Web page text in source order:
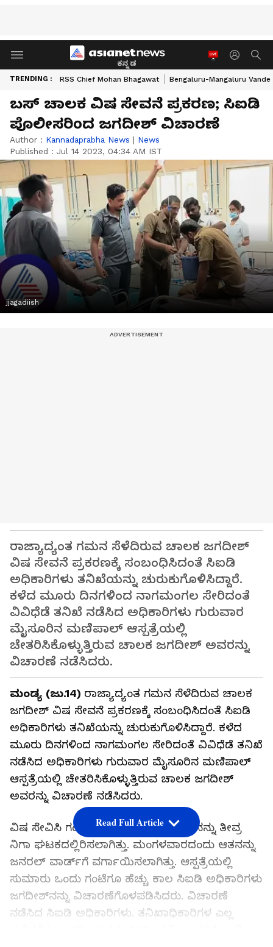
ಕನ್ನಡ
TRENDING : RSS Chief Mohan Bhagawat Bengaluru-Mangaluru
ಬಸ್ ಚಾಲಕ ವಿಷ ಸೇವನೆ ಪ್ರಕರಣ; ಸಿಐಡಿ
ಪೊಲೀಸರಿಂದ ಜಗದೀಶ್‌ ವಿಚಾರಣೆ
Author : Kannadaprabha News | News
Published : Jul 14 2023, 04:34 AM IST
jjagadiish
ರಾಜ್ಯಾದ್ಯಂತ ಗಮನ ಸೆಳೆದಿರುವ ಚಾಲಕ ಜಗದೀಶ್‌
ವಿಷ ಸೇವನೆ ಪ್ರಕರಣಕ್ಕೆ ಸಂಬಂಧಿಸಿದಂತೆ ಸಿಐಡಿ
ಅಧಿಕಾರಿಗಳು ತನಿಖೆಯನ್ನು ಚುರುಕುಗೊಳಿಸಿದ್ದಾರೆ.
ಕಳೆದ ಮೂರು ದಿನಗಳಿಂದ ನಾಗಮಂಗಲ ಸೇರಿದಂತೆ
ವಿವಿಧೆಡೆ ತನಿಖೆ ನಡೆಸಿದ ಅಧಿಕಾರಿಗಳು ಗುರುವಾರ
ಮೈಸೂರಿನ ಮಣಿಪಾಲ್‌ ಆಸ್ಪತ್ರೆಯಲ್ಲಿ
ಚೇತರಿಸಿಕೊಳ್ಳುತ್ತಿರುವ ಚಾಲಕ ಜಗದೀಶ್‌ ಅವರನ್ನು
ವಿಚಾರಣೆ ನಡೆಸಿದರು.
ಮಂಡ್ಯ (ಜು.14) ರಾಜ್ಯಾದ್ಯಂತ ಗಮನ ಸೆಳೆದಿರುವ ಚಾಲಕ
ಜಗದೀಶ್‌ ವಿಷ ಸೇವನೆ ಪ್ರಕರಣಕ್ಕೆ ಸಂಬಂಧಿಸಿದಂತೆ ಸಿಐಡಿ
ಅಧಿಕಾರಿಗಳು ತನಿಖೆಯನ್ನು ಚುರುಕುಗೊಳಿಸಿದ್ದಾರೆ. ಕಳೆದ
ಮೂರು ದಿನಗಳಿಂದ ನಾಗಮಂಗಲ ಸೇರಿದಂತೆ ವಿವಿಧೆಡೆ ತನಿಖೆ
ನಡೆಸಿದ ಅಧಿಕಾರಿಗಳು ಗುರುವಾರ ಮೈಸೂರಿನ ಮಣಿಪಾಲ್‌
ಆಸ್ಪತ್ರೆಯಲ್ಲಿ ಚೇತರಿಸಿಕೊಳ್ಳುತ್ತಿರುವ ಚಾಲಕ ಜಗದೀಶ್‌
ಅವರನ್ನು ವಿಚಾರಣೆ ನಡೆಸಿದರು.
ವಿಷ ಸೇವಿಸಿ ಗಂಭೀರ ಸ್ಥಿತಿಯಲ್ಲಿದ್ದ ಜಗದೀಶ್‌ನನ್ನು ತೀವ್ರ
ನಿಗಾ ಘಟಕದಲ್ಲಿರಿಸಲಾಗಿತ್ತು. ಮಂಗಳವಾರದಂದು ಆತನನ್ನು
ಜನರಲ್‌ ವಾರ್ಡ್‌ಗೆ ವರ್ಗಾಯಿಸಲಾಗಿತ್ತು. ಆಸ್ಪತ್ರೆಯಲ್ಲಿ
ಸುಮಾರು ಒಂದು ಗಂಟೆಗೂ ಹೆಚ್ಚು ಕಾಲ ಸಿಐಡಿ ಅಧಿಕಾರಿಗಳು
ಜಗದೀಶ್‌ನನ್ನು ವಿಚಾರಣೆಗೊಳಪಡಿಸಿದರು. ವಿಚಾರಣೆ
ನಡೆಸಿದ ಸಿಐಡಿ ಅಧಿಕಾರಿಗಳು. ತನಿಖಾಧಿಕಾರಿಗಳ ಎಲ್ಲ
Read Full Article